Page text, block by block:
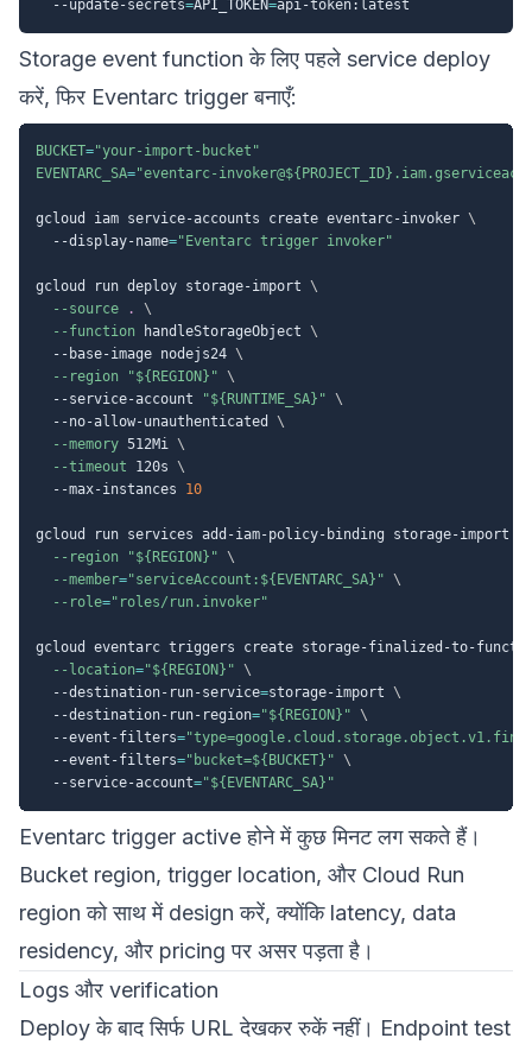
  --update-secrets
=API_TOKEN=
Storage event function के लिए पहले service deploy
करें, फिर Eventarc trigger बनाएँ:
BUCKET="your-import-bucket"
EVENTARC_SA="eventarc-invoker@${PROJECT_ID}
gcloud iam service-accounts create eventarc-invoker \
  --display-name
="Eventarc trigger invoker"
gcloud run deploy storage-import \
--source
.
\
--function handleStorageObject \
  --base-image nodejs24
\
--region
"${REGION} " \
  --service-account
"${RUNTIME_SA} " \
  --no-allow-unauthenticated
\
--memory 512Mi \
--timeout 120s \
  --max-instances
10
gcloud run services add-iam-policy-binding storage-import
--region
"${REGION} " \
--member="serviceAccount: ${EVENTARC_SA} " \
--role="roles/run.invoker"
gcloud eventarc triggers create storage-finalized-to-
--location="${REGION} " \
  --destination-run-service
=storage-import \
  --destination-run-region
="${REGION} " \
  --event-filters
=
  --event-filters
="bucket=${BUCKET} " \
  --service-account
="${EVENTARC_SA} "
Eventarc trigger active होने में कुछ मिनट लग सकते हैं।
Bucket region, trigger location, और Cloud Run
region को साथ में design करें, क्योंकि latency, data
residency, और pricing पर असर पड़ता है।
Logs और verification
Deploy के बाद सिर्फ URL देखकर रुकें नहीं। Endpoint test